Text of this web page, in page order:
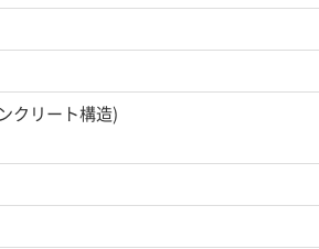
クリート構造)